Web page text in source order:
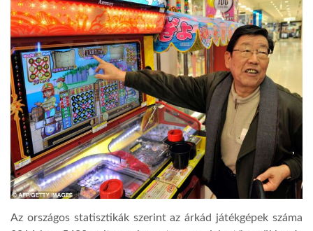
Az országos statisztikák szerint az árkád játékgépek száma